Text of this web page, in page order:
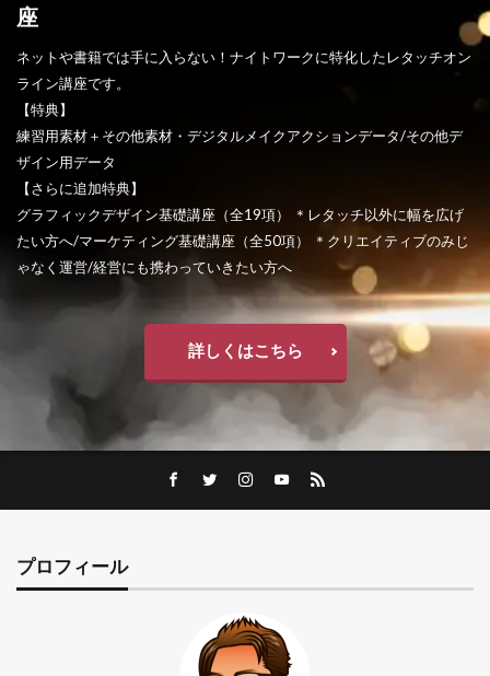
座
ネットや書籍では手に入らない！ナイトワークに特化したレタッチオン
ライン講座です。
【特典】
練習用素材＋その他素材・デジタルメイクアクションデータ/その他デ
ザイン用データ
【さらに追加特典】
グラフィックデザイン基礎講座（全19項） ＊レタッチ以外に幅を広げ
たい方へ/マーケティング基礎講座（全50項） ＊クリエイティブのみじ
ゃなく運営/経営にも携わっていきたい方へ
詳しくはこちら
プロフィール